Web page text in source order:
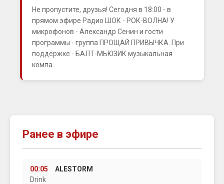
Не пропустите, друзья! Сегодня в 18:00 - в
прямом эфире Радио ШОК - РОК-ВОЛНА! У
микрофонов - Александр Сенин и гости
программы - группа ПРОЩАЙ ПРИВЫЧКА. При
поддержке - БАЛТ-МЬЮЗИК музыкальная
компа...
Ранее в эфире
00:05
ALESTORM
Drink